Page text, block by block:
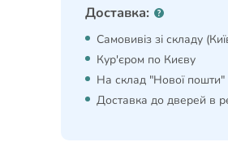
Доставка:
Самовивіз зі складу
Кур'єром по Києву
На склад "Нової пошти"
Доставка до дверей в